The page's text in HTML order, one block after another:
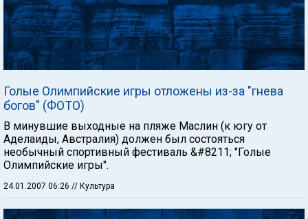
Голые Олимпийские игры отложены из-за "гнева
богов" (ФОТО)
В минувшие выходные на пляже Маслин (к югу от
Аделаиды, Австралия) должен был состояться
необычный спортивный фестиваль &#8211; "Голые
Олимпийские игры".
24.01.2007 06:26 // Культура